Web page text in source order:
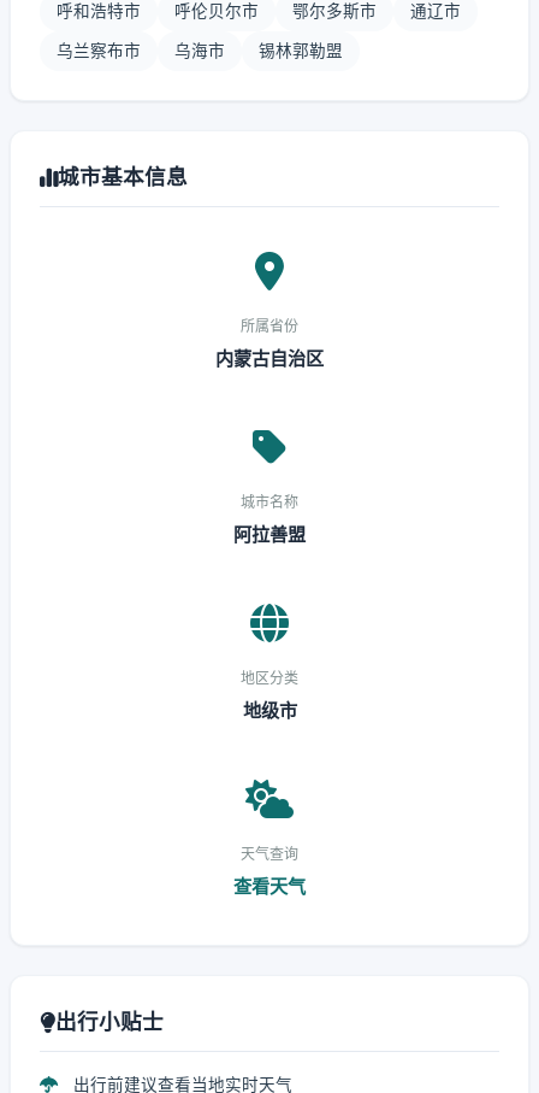
呼和浩特市 呼伦贝尔市 鄂尔多斯市 通辽市
乌兰察布市 乌海市 锡林郭勒盟
城市基本信息
所属省份
内蒙古自治区
城市名称
阿拉善盟
地区分类
地级市
天气查询
查看天气
出行小贴士
出行前建议查看当地实时天气